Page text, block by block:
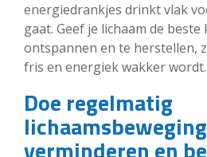
energiedrankjes drinkt vlak
gaat. Geef je lichaam de beste
ontspannen en te herstellen,
fris en energiek wakker wordt.
Doe regelmatig